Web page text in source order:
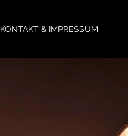
KONTAKT & IMPRESSUM